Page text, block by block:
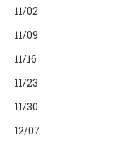
11/02
11/09
11/16
11/23
11/30
12/07